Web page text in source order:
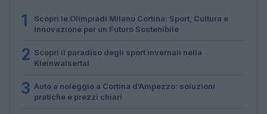
1
Scopri le Olimpiadi Milano Cortina: Sport, Cultura e
Innovazione per un Futuro Sostenibile
2 Scopri il paradiso degli sport invernali nella
Kleinwalsertal
3 Auto a noleggio a Cortina d’Ampezzo: soluzioni
pratiche e prezzi chiari